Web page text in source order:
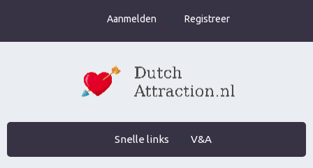
Aanmelden Registreer
Snelle links V&A